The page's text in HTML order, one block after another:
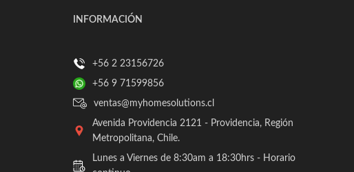
INFORMACIÓN
+56 2 23156726
+56 9 71599856
ventas@myhomesolutions.cl
Avenida Providencia 2121 - Providencia, Región
Metropolitana, Chile.
Lunes a Viernes de 8:30am a 18:30hrs - Horario